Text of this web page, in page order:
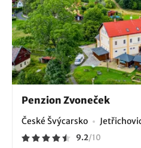
Penzion Zvoneček
České Švýcarsko
9.2/10